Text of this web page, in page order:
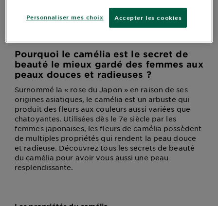
resplendissante.
Pourquoi le camélia est le secret de
beauté le mieux gardé des femmes aux
peaux douces et radieuses ?
Surnommé la « rose du Japon » en raison de ses
origines asiatiques, le camélia est un arbuste qui
produit des fleurs aux couleurs aussi variées que
chatoyantes. Utilisées dès le 7e siècle par les
femmes japonaises, les fleurs de camélia possèdent
de multiples propriétés qui rendent la peau douce
et radieuse. Découvrez tous les secrets de beauté
du camélia pour avoir vous aussi une peau
resplendissante.
Accepter les cookies
Personnaliser mes choix